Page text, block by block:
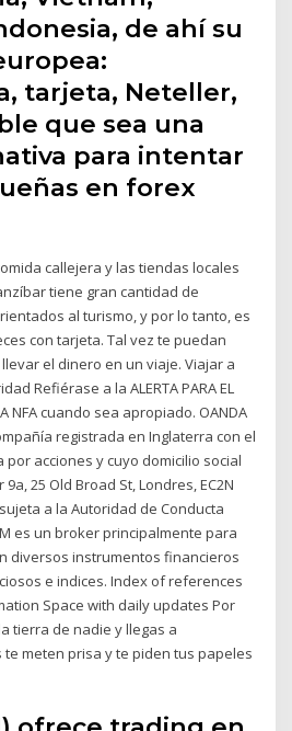
de ahí su
tarjeta, Neteller,
que sea una
para intentar
en forex
callejera y las tiendas locales
tiene gran cantidad de
al turismo, y por lo tanto, es
con tarjeta. Tal vez te puedan
el dinero en un viaje. Viajar a
Refiérase a la ALERTA PARA EL
NFA cuando sea apropiado. OANDA
registrada en Inglaterra con el
por acciones y cuyo domicilio social
25 Old Broad St, Londres, EC2N
a la Autoridad de Conducta
es un broker principalmente para
diversos instrumentos financieros
e indices. Index of references
Space with daily updates Por
tierra de nadie y llegas a
meten prisa y te piden tus papeles